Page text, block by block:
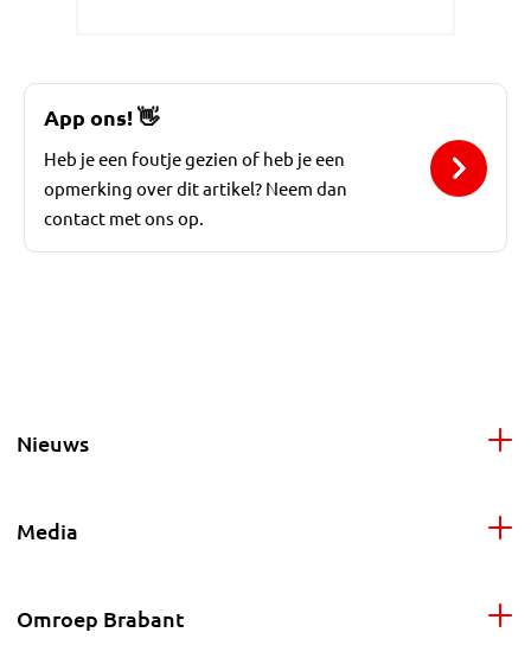
App ons!👋
Heb je een foutje gezien of heb je een
opmerking over dit artikel? Neem dan
contact met ons op.
Nieuws
Media
Omroep Brabant